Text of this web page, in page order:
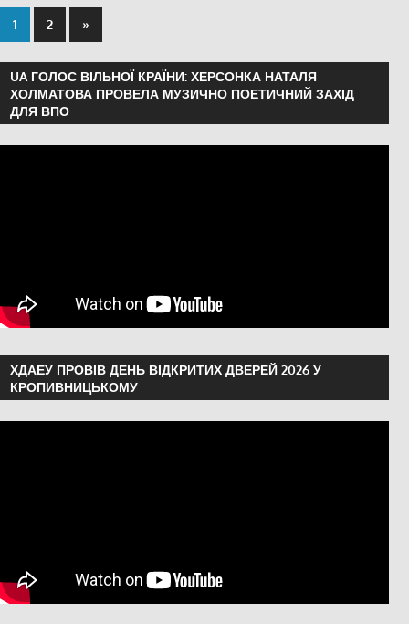
1 2 »
UA ГОЛОС ВІЛЬНОЇ КРАЇНИ: ХЕРСОНКА НАТАЛЯ
ХОЛМАТОВА ПРОВЕЛА МУЗИЧНО ПОЕТИЧНИЙ ЗАХІД
ДЛЯ ВПО
ХДАЕУ ПРОВІВ ДЕНЬ ВІДКРИТИХ ДВЕРЕЙ 2026 У
КРОПИВНИЦЬКОМУ